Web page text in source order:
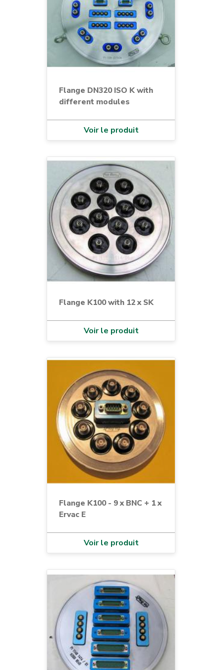
Flange DN320 ISO K with
different modules
Voir le produit
Flange K100 with 12 x SK
Voir le produit
Flange K100 - 9 x BNC + 1 x
Ervac E
Voir le produit